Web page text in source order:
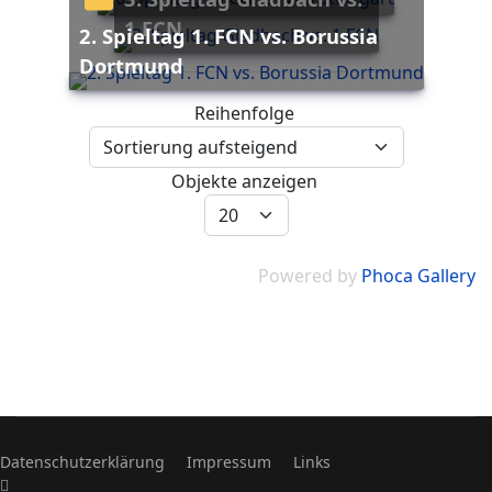
1.FCN
2. Spieltag 1. FCN vs. Borussia
Dortmund
Reihenfolge
Objekte anzeigen
Powered by Phoca Gallery
Datenschutzerklärung Impressum Links